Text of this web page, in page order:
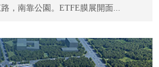
，南靠公園。ETFE膜展開面...